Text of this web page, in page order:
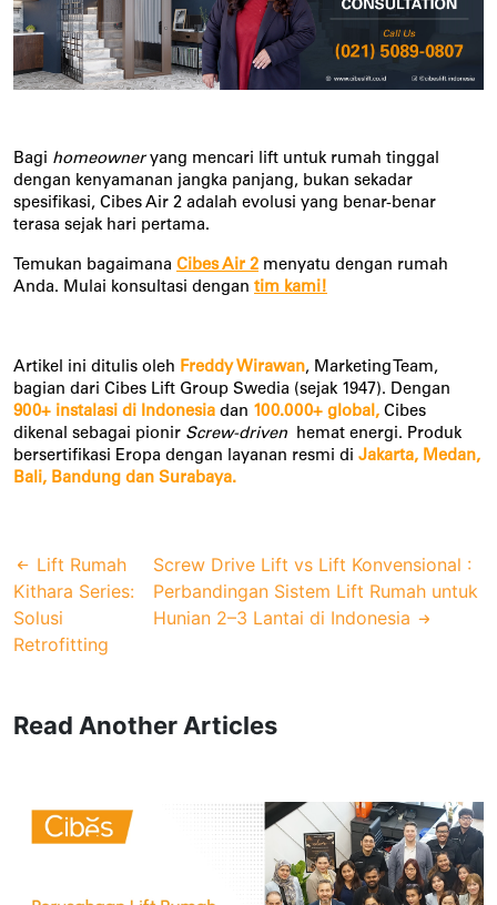
Bagi homeowner yang mencari lift untuk rumah tinggal
dengan kenyamanan jangka panjang, bukan sekadar
spesifikasi, Cibes Air 2 adalah evolusi yang benar-benar
terasa sejak hari pertama.
Temukan bagaimana Cibes Air 2 menyatu dengan rumah
Anda. Mulai konsultasi dengan tim kami!
Artikel ini ditulis oleh Freddy Wirawan, Marketing Team,
900+ instalasi di Indonesia dan 100.000+ global, Cibes
dikenal sebagai pionir Screw-driven hemat energi. Produk
bersertifikasi Eropa dengan layanan resmi di Jakarta, Medan,
Bali, Bandung dan Surabaya.
Lift Rumah
Kithara Series:
Solusi
Retrofitting
Screw Drive Lift vs Lift Konvensional :
Perbandingan Sistem Lift Rumah untuk
Hunian 2–3 Lantai di Indonesia
Read Another Articles